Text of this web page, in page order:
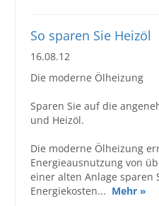
So sparen Sie Heizöl
16.08.12
Die moderne Ölheizung
Sparen Sie auf die
und Heizöl.
Die moderne Ölheizung
Energieausnutzung von
einer alten Anlage sparen
Energiekosten... Mehr »